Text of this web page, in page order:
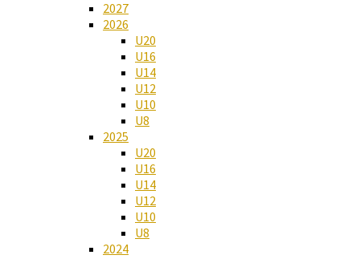
2027
2026
U20
U16
U14
U12
U10
U8
2025
U20
U16
U14
U12
U10
U8
2024